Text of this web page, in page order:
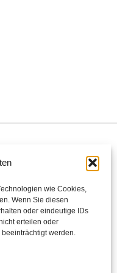
wie Cookies,
Wenn Sie diesen
oder eindeutige IDs
erteilen oder
werden.